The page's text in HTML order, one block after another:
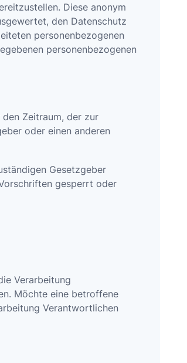
Diese anonym
den Datenschutz
personenbezogenen
personenbezogenen
Zeitraum, der zur
oder einen anderen
Gesetzgeber
gesperrt oder
Verarbeitung
Möchte eine betroffene
Verantwortlichen